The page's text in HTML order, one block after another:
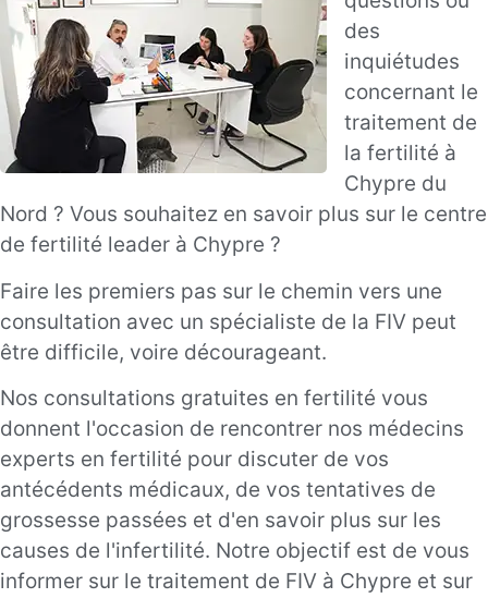
des
inquiétudes
concernant le
traitement de
la fertilité à
Chypre du
Nord ? Vous souhaitez en savoir plus sur le centre
de fertilité leader à Chypre ?
Faire les premiers pas sur le chemin vers une
consultation avec un spécialiste de la FIV peut
être difficile, voire décourageant.
Nos consultations gratuites en fertilité vous
donnent l'occasion de rencontrer nos médecins
experts en fertilité pour discuter de vos
antécédents médicaux, de vos tentatives de
grossesse passées et d'en savoir plus sur les
causes de l'infertilité. Notre objectif est de vous
informer sur le traitement de FIV à Chypre et sur